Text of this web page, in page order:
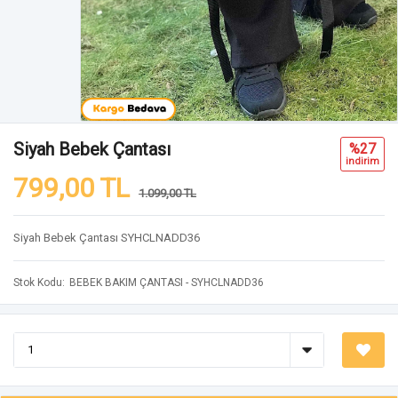
Siyah Bebek Çantası
799,00 TL 1.099,00 TL
%27
i̇ndi̇ri̇m
Siyah Bebek Çantası SYHCLNADD36
Stok Kodu BEBEK BAKIM ÇANTASI - SYHCLNADD36